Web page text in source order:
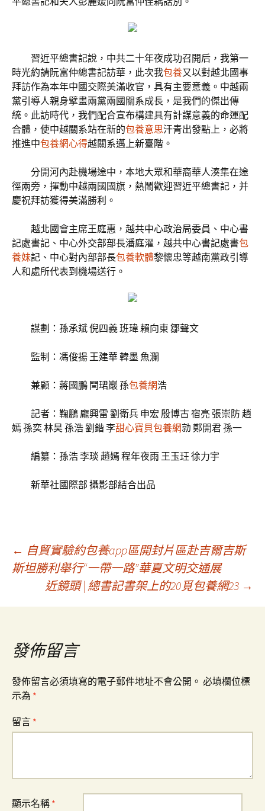
習近平總書記說，中共二十年夜成功召開后，我第一
時光約請阮富仲總書記訪華，此次我包養又以對越北國事
拜訪作為本年中國交際美滿收官，具有主要意義。中越兩
黨引導人親身擘畫兩黨兩國關系成長，是我們的傑出傳
統。此訪時代，我們配合宣布構建具有計謀意義的命運配
合體，使中越關系站在新的包養意思汗青出發點上，必將
推進中包養網心得越關系邁上新臺階。
分開河內赴機場途中，本地大眾和華裔華人湊集在途
徑兩旁，揮動中越兩國國旗，熱鬧歡迎習近平總書記，并
慶祝拜訪獲得美滿勝利。
越北國會主席王庭惠，越共中心政治局委員、中心書
記處書記、中心外交部部長潘庭濯，越共中心書記處書包
養妹記、中心對內部部長包養軟體黎懷忠等越南黨政引導
人和處所代表到機場送行。
謀劃：孫承斌 倪四義 班瑋 賴向東 鄒聲文
監制：馮俊揚 王建華 韓墨 魚瀾
兼顧：蔣國鵬 閆珺巖 孫包養網浩
記者：鞠鵬 龐興雷 劉衛兵 申宏 殷博古 宿亮 張崇防 趙
嫣 孫奕 林昊 孫浩 劉鍇 李甜心寶貝包養網勍 鄭開君 孫一
編纂：孫浩 李琰 趙嫣 程年夜雨 王玉玨 徐力宇
新華社國際部 攝影部結合出品
文
導
覽
← 自貿實驗約包養app區開封片區赴吉爾吉斯
斯坦勝利舉行“一帶一路”華夏文明交通展
近鏡頭 | 總書記書架上的20覓包養網23 →
發佈留言
發佈留言必須填寫的電子郵件地址不會公開。 必填欄位標
示為 *
留言 *
顯示名稱 *